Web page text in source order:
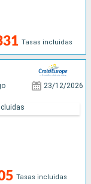
Tasas incluidas
23/12/2026
Tasas incluidas